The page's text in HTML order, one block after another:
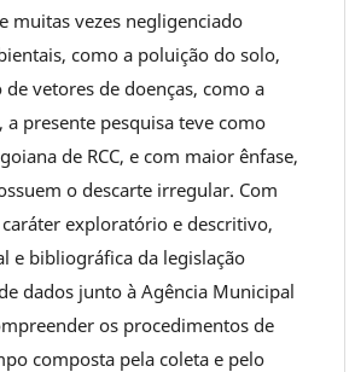
muitas vezes negligenciado
como a poluição do solo,
vetores de doenças, como a
presente pesquisa teve como
de RCC, e com maior ênfase,
o descarte irregular. Com
exploratório e descritivo,
e bibliográfica da legislação
dados junto à Agência Municipal
os procedimentos de
composta pela coleta e pelo